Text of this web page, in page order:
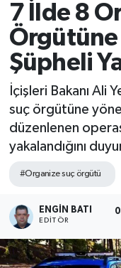
7 İlde 8
Şüpheli
İçişleri Bakanı Ali
suç örgütüne
düzenlenen
yakalandığını
#Organize suç örgütü
ENGIN BATI
EDITÖR
Son Dakika
Haber Arşivi